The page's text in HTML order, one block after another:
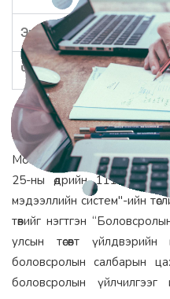
Эрхэм зорилго
Чиг үүрэг
Бидний тухай
Монгол Улсын Засгийн
25-ны өдрийн 111
мэдээллийн систем"-ийн
төвийг нэгтгэн
улсын төсөвт үйлдвэрийн
боловсролын салбарын
боловсролын